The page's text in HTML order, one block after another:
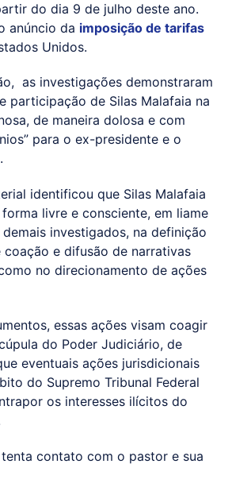
do dia 9 de julho deste ano.
anúncio da imposição de tarifas
Unidos.
as investigações demonstraram
participação de Silas Malafaia na
de maneira dolosa e com
para o ex-presidente e o
identificou que Silas Malafaia
livre e consciente, em liame
investigados, na definição
e difusão de narrativas
no direcionamento de ações
essas ações visam coagir
do Poder Judiciário, de
eventuais ações jurisdicionais
do Supremo Tribunal Federal
os interesses ilícitos do
tenta contato com o pastor e sua